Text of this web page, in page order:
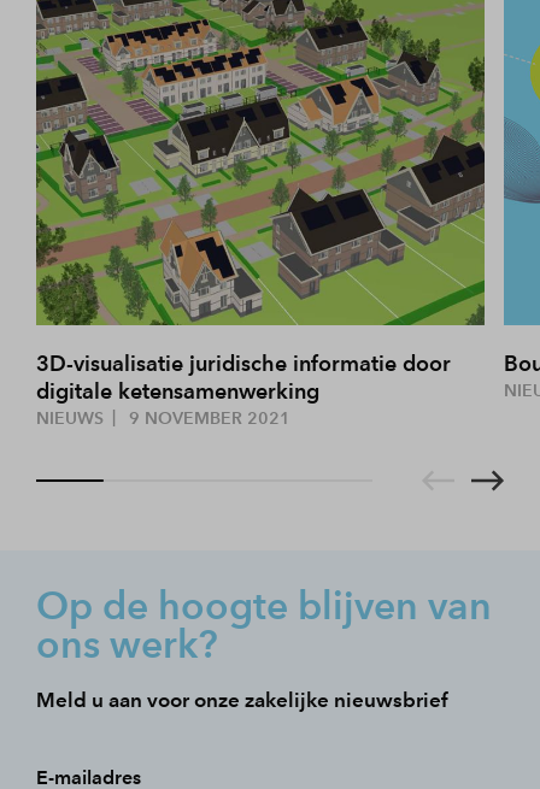
3D-visualisatie juridische informatie door
digitale ketensamenwerking
NIEUWS 9 NOVEMBER 2021
Op de hoogte blijven van
ons werk?
Meld u aan voor onze zakelijke nieuwsbrief
E-mailadres